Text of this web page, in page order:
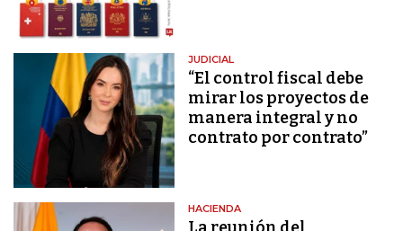
JUDICIAL
“El control fiscal debe
mirar los proyectos de
manera integral y no
contrato por contrato”
HACIENDA
La reunión del